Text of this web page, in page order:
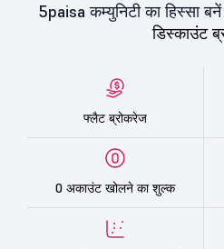
5paisa कम्युनिटी का हिस्सा
डिस्काउंट
फ्लैट ब्रोकरेज
0 अकाउंट खोलने का शुल्क